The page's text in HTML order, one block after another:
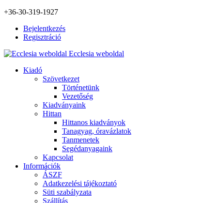
+36-30-319-1927
Bejelentkezés
Regisztráció
Ecclesia weboldal
Kiadó
Szövetkezet
Történetünk
Vezetőség
Kiadványaink
Hittan
Hittanos kiadványok
Tanagyag, óravázlatok
Tanmenetek
Segédanyagaink
Kapcsolat
Információk
ÁSZF
Adatkezelési tájékoztató
Süti szabályzata
Szállítás